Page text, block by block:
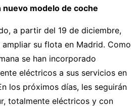
modelo de coche
a partir del 19 de diciembre,
su flota en Madrid. Como
se han incorporado
eléctricos a sus servicios en
los próximos días, les seguirán
totalmente eléctricos y con